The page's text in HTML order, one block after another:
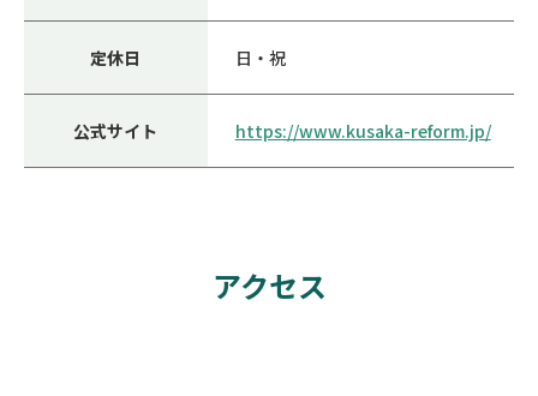
定休日 日・祝
公式サイト https://www.kusaka-reform.jp/
アクセス